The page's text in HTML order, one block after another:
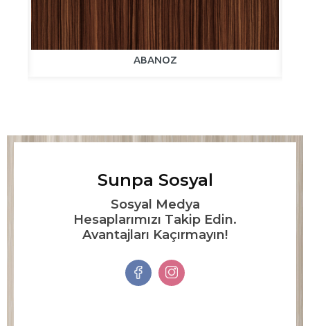
ABANOZ
Sunpa Sosyal
Sosyal Medya
Hesaplarımızı Takip Edin.
Avantajları Kaçırmayın!